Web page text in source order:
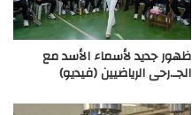
ظهور جديد لأسماء الأسد مع
الجـ.رحى الرياضيين (فيديو)